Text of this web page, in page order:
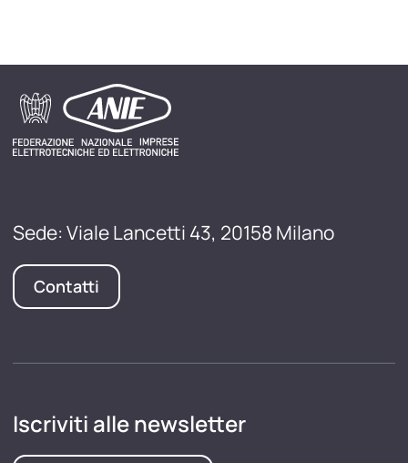
Sede: Viale Lancetti 43, 20158 Milano
Contatti
Iscriviti alle newsletter